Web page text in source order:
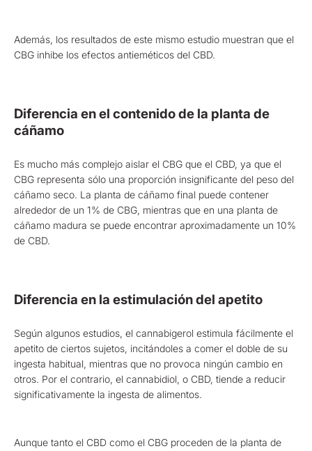
Además, los resultados de este mismo estudio muestran que el
CBG inhibe los efectos antieméticos del CBD.
Diferencia en el contenido de la planta de
cáñamo
Es mucho más complejo aislar el CBG que el CBD, ya que el
CBG representa sólo una proporción insignificante del peso del
cáñamo seco. La planta de cáñamo final puede contener
alrededor de un 1% de CBG, mientras que en una planta de
cáñamo madura se puede encontrar aproximadamente un 10%
de CBD.
Diferencia en la estimulación del apetito
Según algunos estudios, el cannabigerol estimula fácilmente el
apetito de ciertos sujetos, incitándoles a comer el doble de su
ingesta habitual, mientras que no provoca ningún cambio en
otros. Por el contrario, el cannabidiol, o CBD, tiende a reducir
significativamente la ingesta de alimentos.
Aunque tanto el CBD como el CBG proceden de la planta de